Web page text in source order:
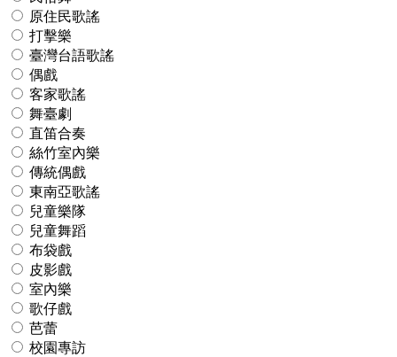
原住民歌謠
打擊樂
臺灣台語歌謠
偶戲
客家歌謠
舞臺劇
直笛合奏
絲竹室內樂
傳統偶戲
東南亞歌謠
兒童樂隊
兒童舞蹈
布袋戲
皮影戲
室內樂
歌仔戲
芭蕾
校園專訪